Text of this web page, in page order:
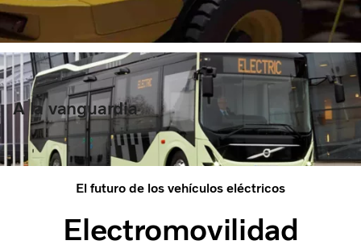
A la vanguardia
El futuro de los vehículos eléctricos
Electromovilidad